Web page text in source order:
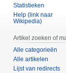
Statistieken
Help (link naar
Wikipedia)
Artikel zoeken of
Alle categorieën
Alle artikelen
Lijst van redirects